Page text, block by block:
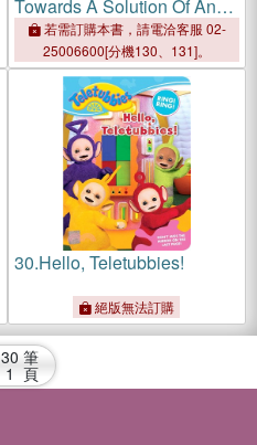
Towards A Solution Of An
Old Mystery
若需訂購本書，請電洽客服 02-
25006600[分機130、131]。
30.Hello, Teletubbies!
絕版無法訂購
30 筆
1 頁